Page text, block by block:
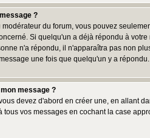
?
du forum, vous pouvez
Si quelqu'un a déjà répondu à
n'a répondu, il n'apparaîtra pas non
une fois que quelqu'un y a répondu.
message ?
devez d'abord en créer une, en allant
vos messages en cochant la case